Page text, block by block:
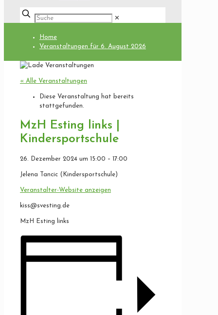
✕
Home
Veranstaltungen für 6. August 2026
« Alle Veranstaltungen
Diese Veranstaltung hat bereits
stattgefunden.
MzH Esting links |
Kindersportschule
26. Dezember 2024 um 15:00 – 17:00
Jelena Tancic (Kindersportschule)
Veranstalter-Website anzeigen
kiss@svesting.de
MzH Esting links